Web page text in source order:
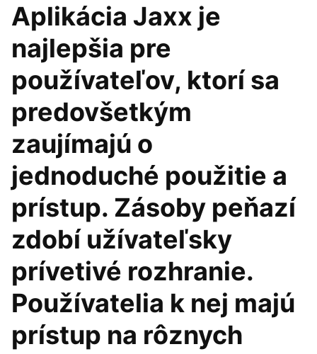
Aplikácia Jaxx je
najlepšia pre
používateľov, ktorí sa
predovšetkým
zaujímajú o
jednoduché použitie a
prístup. Zásoby peňazí
zdobí užívateľsky
prívetivé rozhranie.
Používatelia k nej majú
prístup na rôznych